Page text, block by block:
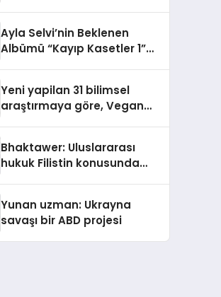
Ayla Selvi’nin Beklenen
Albümü “Kayıp Kasetler 1”
Yeni yapilan 31 bilimsel
araştırmaya göre, Vegan
Sindirildiğini Ortaya Koydu
Bhaktawer: Uluslararası
hukuk Filistin konusunda
Yunan uzman: Ukrayna
savaşı bir ABD projesi